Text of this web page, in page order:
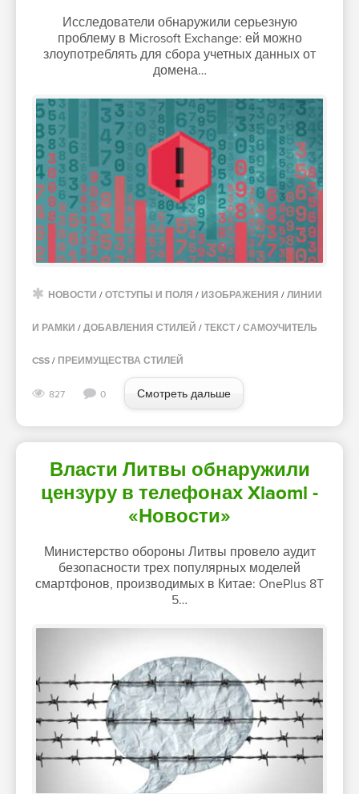
Исследователи обнаружили серьезную
проблему в Microsoft Exchange: ей можно
злоупотреблять для сбора учетных данных от
домена…
НОВОСТИ / ОТСТУПЫ И ПОЛЯ / ИЗОБРАЖЕНИЯ / ЛИНИИ
И РАМКИ / ДОБАВЛЕНИЯ СТИЛЕЙ / ТЕКСТ / САМОУЧИТЕЛЬ
CSS / ПРЕИМУЩЕСТВА СТИЛЕЙ
827 0 Смотреть дальше
Власти Литвы обнаружили
цензуру в телефонах Xiaomi -
«Новости»
Министерство обороны Литвы провело аудит
безопасности трех популярных моделей
смартфонов, производимых в Китае: OnePlus 8T
5…